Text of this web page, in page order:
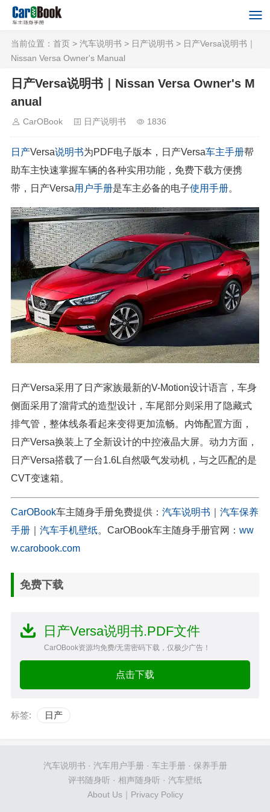
当前位置： 首页 > 汽车说明书 > 日产说明书 > 日产Versa说明书｜
Nissan Versa Owner's Manual
日产Versa说明书｜Nissan Versa Owner's M
anual
CarOBook 日产说明书 1836
日产Versa说明书为PDF电子版本，日产Versa车主手册帮
助车主快速掌握车辆的各种实用功能，免费下载方便携
带，日产Versa用户手册是车主必备的电子使用手册。
日产Versa采用了日产家族最新的V-Motion设计语言，车身
侧面采用了溜背式的造型设计，车尾部分则采用了隐藏式
排气管，整体线条看起来变得更加流畅。内饰配置方面，
日产Versa换装上了全新设计的中控液晶大屏。动力方面，
日产Versa搭载了一台1.6L自然吸气发动机，与之匹配的是
CVT变速箱。
CarOBook车主随身手册免费提供： 汽车说明书
汽车保养
手册
汽车手机壁纸。CarOBook车主随身手册官网： ww
w.carobook.com
免费下载
日产Versa说明书.PDF文件
CarOBook资源均免费/无需密码下载，仅极少广告！
点击下载
标签: 日产
汽车说明书 · 汽车用户手册· 车主手册· 保养手册
评书随身听 · 相声随身听 · 汽车壁纸
About Us｜ Privacy Policy